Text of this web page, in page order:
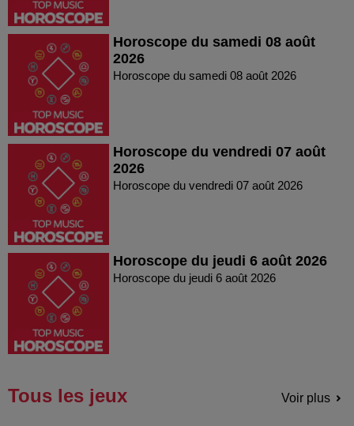
Horoscope du samedi 08 août
2026
Horoscope du samedi 08 août 2026
Horoscope du vendredi 07 août
2026
Horoscope du vendredi 07 août 2026
Horoscope du jeudi 6 août 2026
Horoscope du jeudi 6 août 2026
Tous les jeux Voir plus